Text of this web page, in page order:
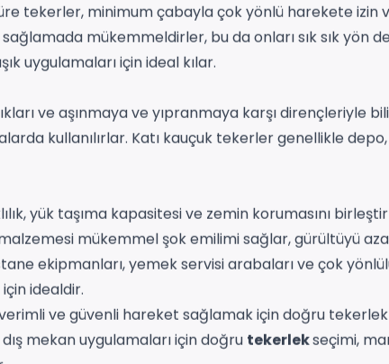
tekerler, minimum çabayla çok yönlü harekete
mükemmeldirler, bu da onları sık sık yön
uygulamaları için ideal kılar.
ve aşınmaya ve yıpranmaya karşı dirençleriyle
kullanılırlar. Katı kauçuk tekerler genellikle
yük taşıma kapasitesi ve zemin korumasını
mükemmel şok emilimi sağlar, gürültüyü
ekipmanları, yemek servisi arabaları ve çok
idealdir.
ve güvenli hareket sağlamak için doğru
mekan uygulamaları için doğru tekerlekseçimi,